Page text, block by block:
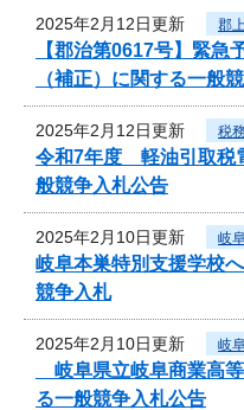
2025年2月12日更新 郡
【郡治第0617号】緊
（補正）に関する一般
2025年2月12日更新 税
令和7年度 軽油引取税
般競争入札公告
2025年2月10日更新 岐
岐阜本巣特別支援学校
競争入札
2025年2月10日更新 岐
岐阜県立岐阜商業高
る一般競争入札公告